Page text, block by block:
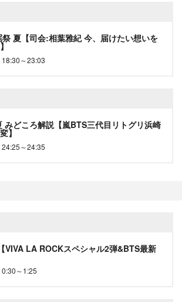
夏【司会:相葉雅紀 今、届けたい想いを
～23:03
みどころ解説【嵐BTS三代目リトグリ浜崎
】
～24:35
LA ROCKスペシャル2弾&BTS最新
～1:25